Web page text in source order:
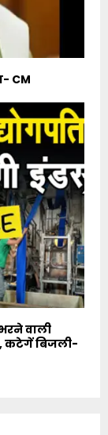
CM
वाली
कटेगें बिजली-